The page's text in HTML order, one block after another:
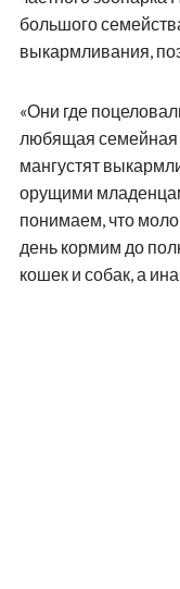
большого
выкармливания,
«Они где
любящая семейная
мангустят
орущими
понимаем, что
день кормим до
кошек и собак, а